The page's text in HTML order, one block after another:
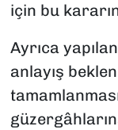
için bu
Ayrıca
anlayış